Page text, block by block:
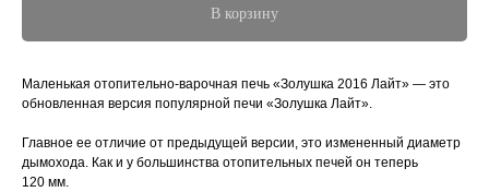
В корзину
Маленькая отопительно-варочная печь «Золушка 2016 Лайт» — это
обновленная версия популярной печи «Золушка Лайт».
Главное ее отличие от предыдущей версии, это измененный диаметр
дымохода. Как и у большинства отопительных печей он теперь
120 мм.